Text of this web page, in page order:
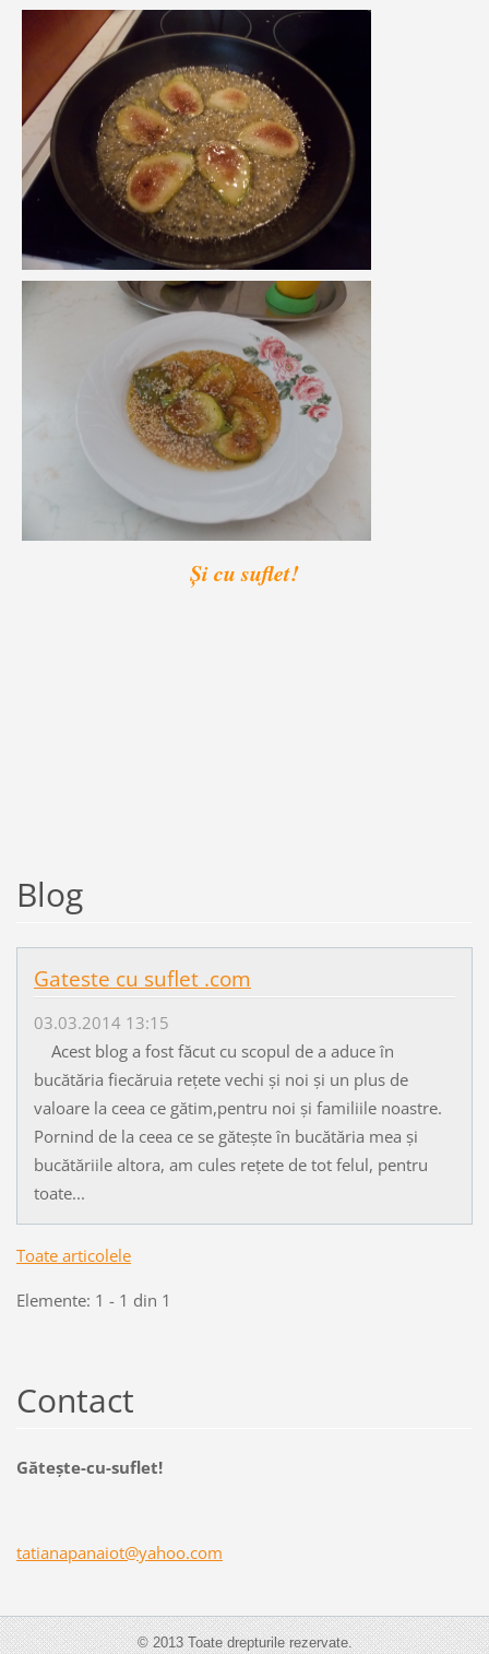
Și cu suflet!
Blog
Gateste cu suflet .com
03.03.2014 13:15
Acest blog a fost făcut cu scopul de a aduce în
bucătăria fiecăruia rețete vechi și noi și un plus de
valoare la ceea ce gătim,pentru noi și familiile noastre.
Pornind de la ceea ce se gătește în bucătăria mea și
bucătăriile altora, am cules rețete de tot felul, pentru
toate...
Toate articolele
Elemente: 1 - 1 din 1
Contact
Găteşte-cu-suflet!
tatianapanaiot@yahoo.com
© 2013 Toate drepturile rezervate.